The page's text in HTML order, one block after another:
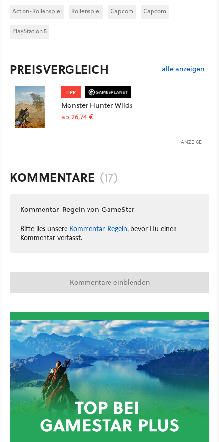
Action-Rollenspiel Rollenspiel Capcom Capcom
PlayStation 5
PREISVERGLEICH alle anzeigen
TIPP
Monster Hunter Wilds
ab 26,74 €
ANZEIGE
KOMMENTARE (17)
Kommentar-Regeln von GameStar
Bitte lies unsere Kommentar-Regeln, bevor Du einen
Kommentar verfasst.
Kommentare einblenden